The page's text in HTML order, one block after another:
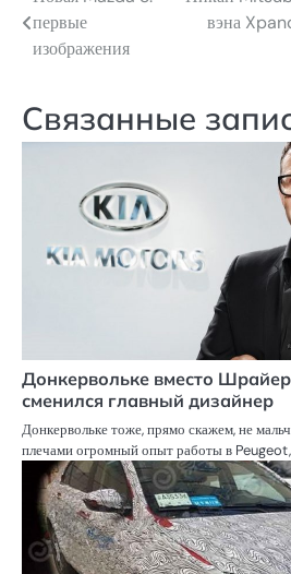
по
первые
изображения
вэна
Связанные
Донкервольке вместо
сменился главный дизайнер
Донкервольке тоже, прямо скажем, не
плечами огромный опыт работы в